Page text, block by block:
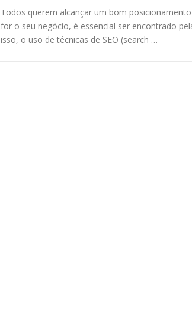
Todos querem alcançar um bom
for o seu negócio, é essencial ser encontrado
isso, o uso de técnicas de SEO (search …